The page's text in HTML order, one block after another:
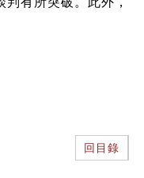
回目錄